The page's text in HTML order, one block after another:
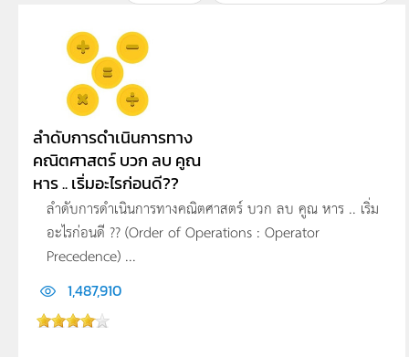
ลำดับการดำเนินการทาง
คณิตศาสตร์ บวก ลบ คูณ
หาร .. เริ่มอะไรก่อนดี??
ลำดับการดำเนินการทางคณิตศาสตร์ บวก ลบ คูณ หาร .. เริ่ม
อะไรก่อนดี ?? (Order of Operations : Operator
Precedence) ...
1,487,910